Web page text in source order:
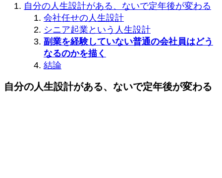
自分の人生設計がある、ないで定年後が変わる
会社任せの人生設計
シニア起業という人生設計
副業を経験していない普通の会社員はどう
なるのかを描く
結論
自分の人生設計がある、ないで定年後が変わる